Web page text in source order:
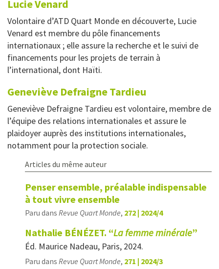
LucieVenard
Volontaire d’ATD Quart Monde en découverte, Lucie
Venard est membre du pôle financements
internationaux ; elle assure la recherche et le suivi de
financements pour les projets de terrain à
l’international, dont Haïti.
Geneviève Defraigne Tardieu
Geneviève Defraigne Tardieu est volontaire, membre de
l’équipe des relations internationales et assure le
plaidoyer auprès des institutions internationales,
notamment pour la protection sociale.
Articles du même auteur
Penser ensemble, préalable indispensable
à tout vivre ensemble
Paru dans Revue Quart Monde, 272 | 2024/4
Nathalie BÉNÉZET. “La femme minérale”
Éd. Maurice Nadeau, Paris, 2024.
Paru dans Revue Quart Monde, 271 | 2024/3